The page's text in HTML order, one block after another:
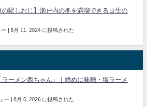
の駅しおじ】瀬戸内の冬を満喫できる日生の
| 8月 11, 2024 に投稿された
ラーメン西ちゃん」｜締めに味噌・塩ラーメ
ー | 8月 6, 2026 に投稿された